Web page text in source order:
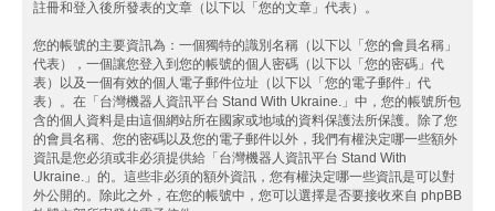
註冊和登入後所發表的文章（以下以「您的文章」代表）。
您的帳號的主要資訊為：一個獨特的識別名稱（以下以「您的會員名稱」
代表），一個讓您登入到您的帳號的個人密碼（以下以「您的密碼」代
表）以及一個有效的個人電子郵件位址（以下以「您的電子郵件」代
表）。在「台灣機器人資訊平台 Stand With Ukraine.」中，您的帳號所包
含的個人資料是由這個網站所在國家或地域的資料保護法所保護。除了您
的會員名稱、您的密碼以及您的電子郵件以外，我們有權決定哪一些額外
資訊是您必須或非必須提供給「台灣機器人資訊平台 Stand With
Ukraine.」的。這些非必須的額外資訊，您有權決定哪一些資訊是可以對
外公開的。除此之外，在您的帳號中，您可以選擇是否要接收來自 phpBB